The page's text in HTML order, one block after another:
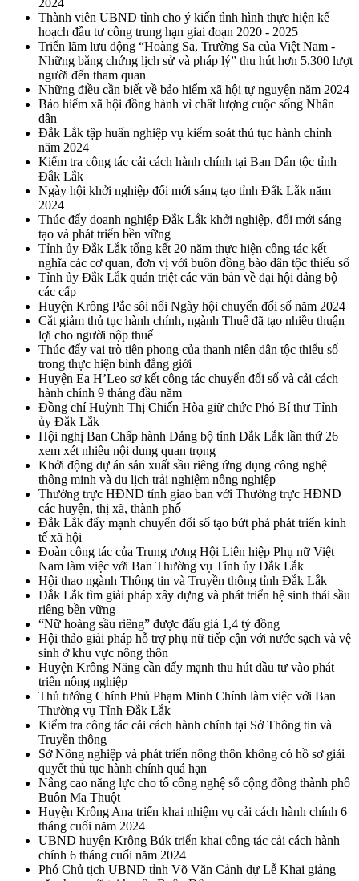
2024
Thành viên UBND tỉnh cho ý kiến tình hình thực hiện kế
hoạch đầu tư công trung hạn giai đoạn 2020 - 2025
Triển lãm lưu động “Hoàng Sa, Trường Sa của Việt Nam -
Những bằng chứng lịch sử và pháp lý” thu hút hơn 5.300 lượt
người đến tham quan
Những điều cần biết về bảo hiểm xã hội tự nguyện năm 2024
Bảo hiểm xã hội đồng hành vì chất lượng cuộc sống Nhân
dân
Đắk Lắk tập huấn nghiệp vụ kiểm soát thủ tục hành chính
năm 2024
Kiểm tra công tác cải cách hành chính tại Ban Dân tộc tỉnh
Đắk Lắk
Ngày hội khởi nghiệp đổi mới sáng tạo tỉnh Đắk Lắk năm
2024
Thúc đẩy doanh nghiệp Đắk Lắk khởi nghiệp, đổi mới sáng
tạo và phát triển bền vững
Tỉnh ủy Đắk Lắk tổng kết 20 năm thực hiện công tác kết
nghĩa các cơ quan, đơn vị với buôn đồng bào dân tộc thiểu số
Tỉnh ủy Đắk Lắk quán triệt các văn bản về đại hội đảng bộ
các cấp
Huyện Krông Pắc sôi nổi Ngày hội chuyển đổi số năm 2024
Cắt giảm thủ tục hành chính, ngành Thuế đã tạo nhiều thuận
lợi cho người nộp thuế
Thúc đẩy vai trò tiên phong của thanh niên dân tộc thiểu số
trong thực hiện bình đẳng giới
Huyện Ea H’Leo sơ kết công tác chuyển đổi số và cải cách
hành chính 9 tháng đầu năm
Đồng chí Huỳnh Thị Chiến Hòa giữ chức Phó Bí thư Tỉnh
ủy Đắk Lắk
Hội nghị Ban Chấp hành Đảng bộ tỉnh Đắk Lắk lần thứ 26
xem xét nhiều nội dung quan trọng
Khởi động dự án sản xuất sầu riêng ứng dụng công nghệ
thông minh và du lịch trải nghiệm nông nghiệp
Thường trực HĐND tỉnh giao ban với Thường trực HĐND
các huyện, thị xã, thành phố
Đắk Lắk đẩy mạnh chuyển đổi số tạo bứt phá phát triển kinh
tế xã hội
Đoàn công tác của Trung ương Hội Liên hiệp Phụ nữ Việt
Nam làm việc với Ban Thường vụ Tỉnh ủy Đắk Lắk
Hội thao ngành Thông tin và Truyền thông tỉnh Đắk Lắk
Đắk Lắk tìm giải pháp xây dựng và phát triển hệ sinh thái sầu
riêng bền vững
“Nữ hoàng sầu riêng” được đấu giá 1,4 tỷ đồng
Hội thảo giải pháp hỗ trợ phụ nữ tiếp cận với nước sạch và vệ
sinh ở khu vực nông thôn
Huyện Krông Năng cần đẩy mạnh thu hút đầu tư vào phát
triển nông nghiệp
Thủ tướng Chính Phủ Phạm Minh Chính làm việc với Ban
Thường vụ Tỉnh Đắk Lắk
Kiểm tra công tác cải cách hành chính tại Sở Thông tin và
Truyền thông
Sở Nông nghiệp và phát triển nông thôn không có hồ sơ giải
quyết thủ tục hành chính quá hạn
Nâng cao năng lực cho tổ công nghệ số cộng đồng thành phố
Buôn Ma Thuột
Huyện Krông Ana triển khai nhiệm vụ cải cách hành chính 6
tháng cuối năm 2024
UBND huyện Krông Búk triển khai công tác cải cách hành
chính 6 tháng cuối năm 2024
Phó Chủ tịch UBND tỉnh Võ Văn Cảnh dự Lễ Khai giảng